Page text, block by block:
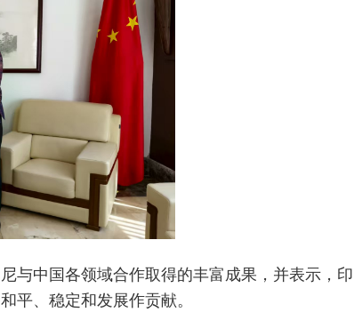
与中国各领域合作取得的丰富成果，并表示，印
平、稳定和发展作贡献。